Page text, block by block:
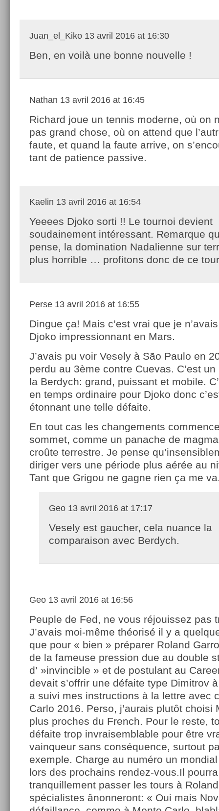
Juan_el_Kiko 13 avril 2016 at 16:30
Ben, en voilà une bonne nouvelle !
Nathan 13 avril 2016 at 16:45
Richard joue un tennis moderne, où on
pas grand chose, où on attend que
faute, et quand la faute arrive, on
tant de patience passive.
Kaelin 13 avril 2016 at 16:54
Yeeees Djoko sorti !! Le tournoi devient
soudainement intéressant. Remarque
pense, la domination Nadalienne sur
plus horrible … profitons donc de ce
Perse 13 avril 2016 at 16:55
Dingue ça! Mais c’est vrai que je
Djoko impressionnant en Mars.
J’avais pu voir Vesely à São Paulo en
perdu au 3ème contre Cuevas. C’est
la Berdych: grand, puissant et mobile.
en temps ordinaire pour Djoko donc
étonnant une telle défaite.
En tout cas les changements
sommet, comme un panache de
croûte terrestre. Je pense
diriger vers une période plus aérée au
Tant que Grigou ne gagne rien ça me
Geo 13 avril 2016 at 17:17
Vesely est gaucher, cela nuance la
comparaison avec Berdych.
Geo 13 avril 2016 at 16:56
Peuple de Fed, ne vous réjouissez pas
J’avais moi-même théorisé il y a
que pour « bien » préparer Roland
de la fameuse pression due au double
d’ »invincible » et de postulant au
devait s’offrir une défaite type Dimitrov
a suivi mes instructions à la lettre avec
Carlo 2016. Perso, j’aurais plutôt choisi
plus proches du French. Pour le reste,
défaite trop invraisemblable pour être
vainqueur sans conséquence, surtout
exemple. Charge au numéro un
lors des prochains rendez-vous.Il
tranquillement passer les tours à
spécialistes ânonneront: « Oui mais